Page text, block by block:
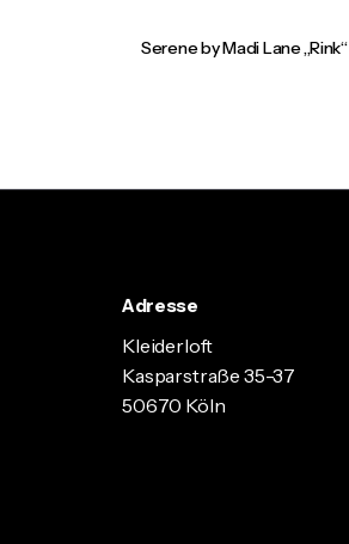
Serene by Madi Lane „Rink“
Adresse
Kleiderloft
Kasparstraße 35-37
50670 Köln